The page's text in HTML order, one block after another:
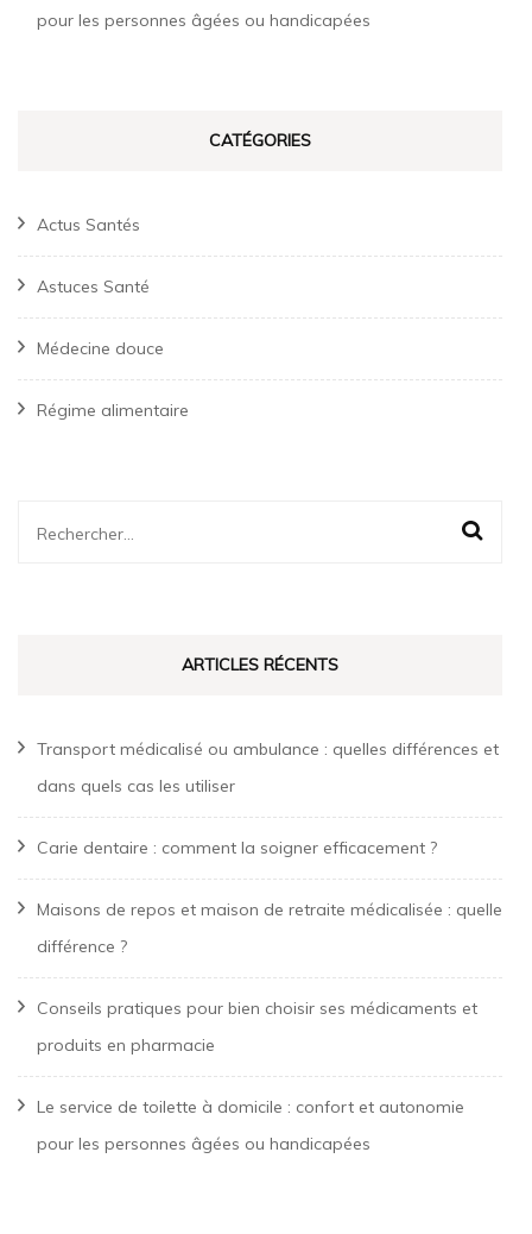
pour les personnes âgées ou handicapées
CATÉGORIES
Actus Santés
Astuces Santé
Médecine douce
Régime alimentaire
Rechercher :
ARTICLES RÉCENTS
Transport médicalisé ou ambulance : quelles différences et
dans quels cas les utiliser
Carie dentaire : comment la soigner efficacement ?
Maisons de repos et maison de retraite médicalisée : quelle
différence ?
Conseils pratiques pour bien choisir ses médicaments et
produits en pharmacie
Le service de toilette à domicile : confort et autonomie
pour les personnes âgées ou handicapées